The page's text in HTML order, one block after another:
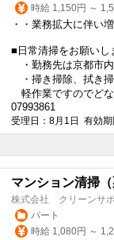
時給 1,150円 ～
・・業務拡大に伴い
■日常清掃をお願いし
・勤務先は京都市
・掃き掃除、拭き
軽作業ですのでど
07993861
受理日：8月1日 有効
マンション清掃（
株式会社 クリーンサ
パート
時給 1,080円 ～